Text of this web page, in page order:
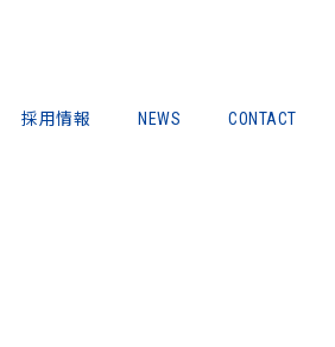
採用情報 NEWS CONTACT